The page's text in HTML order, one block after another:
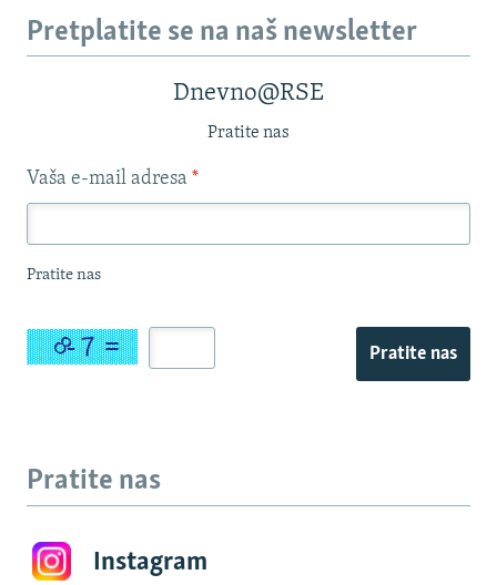
Pretplatite se na naš newsletter
Dnevno@RSE
Pratite nas
Vaša e-mail adresa *
Pratite nas
Pratite nas
Pratite nas
Instagram